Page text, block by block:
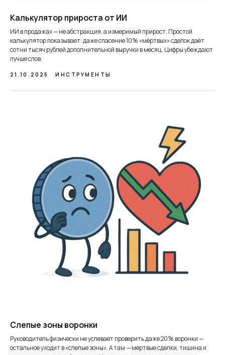
Калькулятор прироста от ИИ
ИИ в продажах — не абстракция, а измеримый прирост. Простой
калькулятор показывает: даже спасение 10% «мёртвых» сделок даёт
сотни тысяч рублей дополнительной выручки в месяц. Цифры убеждают
лучше слов.
21.10.2025 ИНСТРУМЕНТЫ
Слепые зоны воронки
Руководитель физически не успевает проверить даже 20% воронки —
остальное уходит в «слепые зоны». А там — мёртвые сделки, тишина и